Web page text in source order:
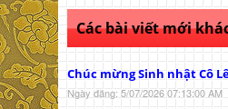
Các bài viết mới
Chúc mừng Sinh nhật Cô
Ngày đăng: 5/07/2026 07:13:00 AM